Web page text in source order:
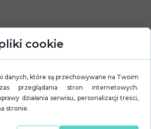
tytuł artykułu
20 grudnia 2020
CZYTAJ WIĘCEJ
cookie
danych, które są przechowywane na Twoim
przeglądania stron internetowych.
działania serwisu, personalizacji treści,
stronie.